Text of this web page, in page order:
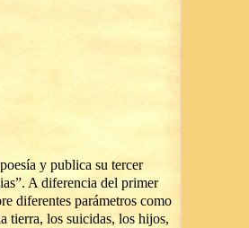
y publica su tercer
A diferencia del primer
diferentes parámetros como
tierra, los suicidas, los hijos,